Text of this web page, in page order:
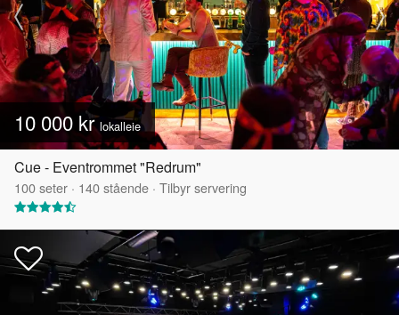
10 000 krlokalleie
Cue - Eventrommet "Redrum"
100seter · 140stående · Tilbyr servering